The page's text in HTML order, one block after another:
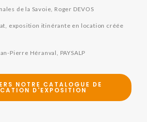
de la Savoie, Roger DEVOS
exposition itinérante en location créée
Pierre Héranval, PAYSALP
NOTRE CATALOGUE DE
D'EXPOSITION